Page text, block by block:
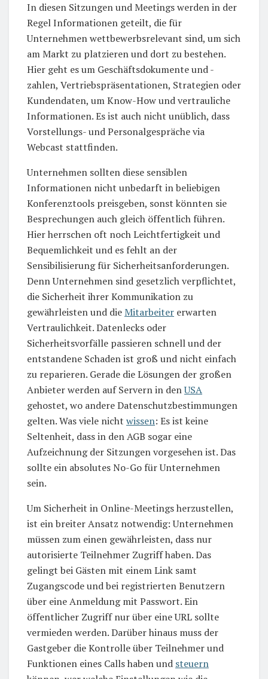
In diesen Sitzungen und Meetings werden in der
Regel Informationen geteilt, die für
Unternehmen wettbewerbsrelevant sind, um sich
am Markt zu platzieren und dort zu bestehen.
Hier geht es um Geschäftsdokumente und -
zahlen, Vertriebspräsentationen, Strategien oder
Kundendaten, um Know-How und vertrauliche
Informationen. Es ist auch nicht unüblich, dass
Vorstellungs- und Personalgespräche via
Webcast stattfinden.
Unternehmen sollten diese sensiblen
Informationen nicht unbedarft in beliebigen
Konferenztools preisgeben, sonst könnten sie
Besprechungen auch gleich öffentlich führen.
Hier herrschen oft noch Leichtfertigkeit und
Bequemlichkeit und es fehlt an der
Sensibilisierung für Sicherheitsanforderungen.
Denn Unternehmen sind gesetzlich verpflichtet,
die Sicherheit ihrer Kommunikation zu
gewährleisten und dieMitarbeiter erwarten
Vertraulichkeit. Datenlecks oder
Sicherheitsvorfälle passieren schnell und der
entstandene Schaden ist groß und nicht einfach
zu reparieren. Gerade die Lösungen der großen
Anbieter werden auf Servern in denUSA
gehostet, wo andere Datenschutzbestimmungen
gelten. Was viele nicht wissen: Es ist keine
Seltenheit, dass in den AGB sogar eine
Aufzeichnung der Sitzungen vorgesehen ist. Das
sollte ein absolutes No-Go für Unternehmen
sein.
Um Sicherheit in Online-Meetings herzustellen,
ist ein breiter Ansatz notwendig: Unternehmen
müssen zum einen gewährleisten, dass nur
autorisierte Teilnehmer Zugriff haben. Das
gelingt bei Gästen mit einem Link samt
Zugangscode und bei registrierten Benutzern
über eine Anmeldung mit Passwort. Ein
öffentlicher Zugriff nur über eine URL sollte
vermieden werden. Darüber hinaus muss der
Gastgeber die Kontrolle über Teilnehmer und
Funktionen eines Calls haben und steuern